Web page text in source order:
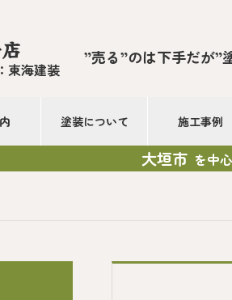
東海建装
”売る”のは下手だが”
塗装について 施工事例
大垣市 を中